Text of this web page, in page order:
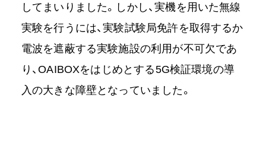
してまいりました。しかし、実機を用いた無線
実験を行うには、実験試験局免許を取得するか
電波を遮蔽する実験施設の利用が不可欠であ
り、OAIBOXをはじめとする5G検証環境の導
入の大きな障壁となっていました。